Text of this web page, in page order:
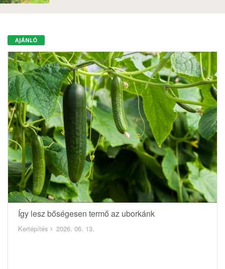
AJÁNLÓ
Így lesz bőségesen termő az uborkánk
Kertépítés 2026. 06. 13.